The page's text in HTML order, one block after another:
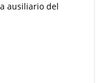
ausiliario del